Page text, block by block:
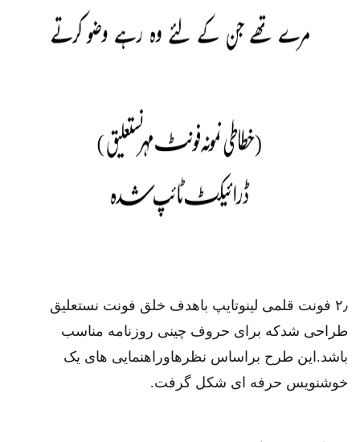
۲٫ فونت قلمی لینوتایپ باهدف خلق فونت نستعلیق
طراحی شدکه برای حروف چینی روزنامه مناسب
باشد.این طرح براساس نظرهاوراهنمایی های یک
خوشنویس حرفه ای شکل گرفت.